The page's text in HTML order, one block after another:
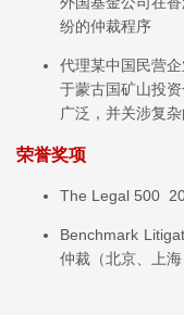
纷的仲裁程序
代理某中国民营
于蒙古国矿山投
广泛，并关涉复
荣誉奖项
The Legal 500
Benchmark
仲裁（北京、上海